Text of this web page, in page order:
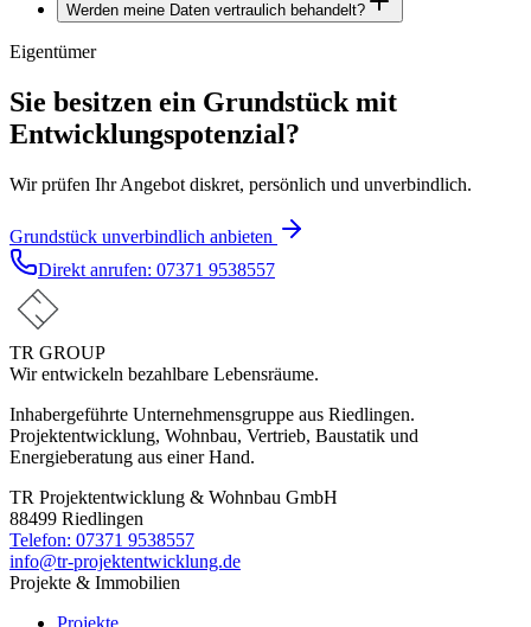
Erschließung und Bauleitplanung.
Ja. Bestandsobjekte mit Entwicklungs-, Verdichtungs- oder
Werden meine Daten vertraulich behandelt?
Ja. Alle Angaben werden ausschließlich zur Prüfung Ihres
vermarktet.
Eigentümer
Sie besitzen ein Grundstück mit
Entwicklungspotenzial?
Wir prüfen Ihr Angebot diskret, persönlich und unverbindlich.
Grundstück unverbindlich anbieten
Direkt anrufen: 07371 9538557
TR GROUP
Wir entwickeln bezahlbare Lebensräume.
Inhabergeführte Unternehmensgruppe aus Riedlingen.
Projektentwicklung, Wohnbau, Vertrieb, Baustatik und
Energieberatung aus einer Hand.
TR Projektentwicklung & Wohnbau GmbH
88499 Riedlingen
Telefon: 07371 9538557
info@tr-projektentwicklung.de
Projekte & Immobilien
Projekte